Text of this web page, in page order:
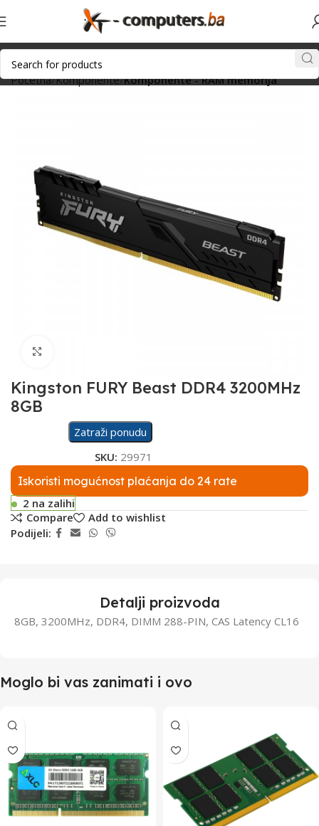
Početna Komponente Komponente - RAM memorija
Kingston FURY Beast DDR4 3200MHz
8GB
Zatraži ponudu
SKU: 29971
Iskoristi mogućnost plaćanja do 24 rate
2 na zalihi
Compare
Add to wishlist
Podijeli:
Detalji proizvoda
8GB, 3200MHz, DDR4, DIMM 288-PIN, CAS Latency CL16
Moglo bi vas zanimati i ovo